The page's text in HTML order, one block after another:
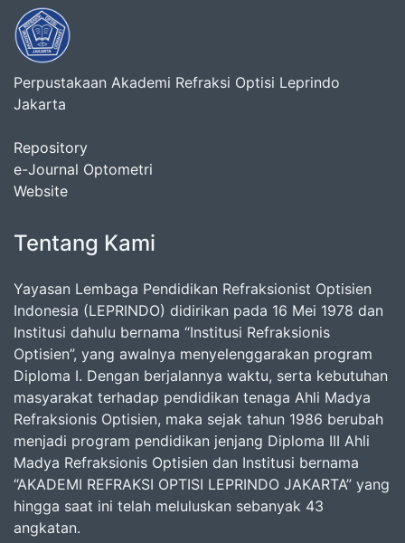
Perpustakaan Akademi Refraksi Optisi Leprindo
Jakarta
Repository
e-Journal Optometri
Website
Tentang Kami
Yayasan Lembaga Pendidikan Refraksionist Optisien
Indonesia (LEPRINDO) didirikan pada 16 Mei 1978 dan
Institusi dahulu bernama “Institusi Refraksionis
Optisien”, yang awalnya menyelenggarakan program
Diploma I. Dengan berjalannya waktu, serta kebutuhan
masyarakat terhadap pendidikan tenaga Ahli Madya
Refraksionis Optisien, maka sejak tahun 1986 berubah
menjadi program pendidikan jenjang Diploma III Ahli
Madya Refraksionis Optisien dan Institusi bernama
“AKADEMI REFRAKSI OPTISI LEPRINDO JAKARTA” yang
hingga saat ini telah meluluskan sebanyak 43
angkatan.